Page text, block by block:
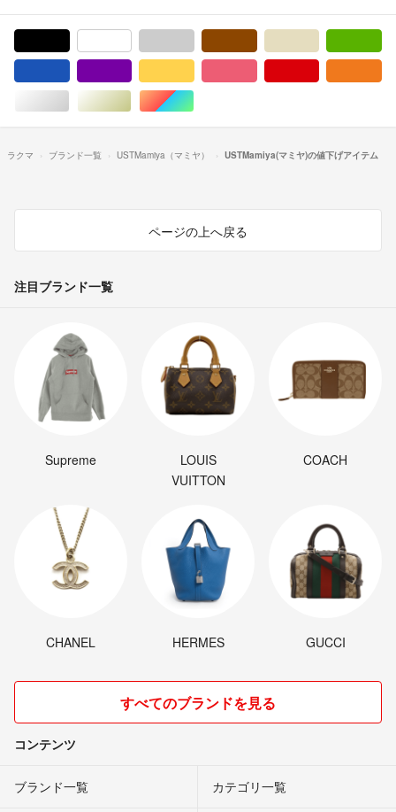
シルバー/銀色系ゴールド/金色系マルチカラー
ラクマ ブランド一覧 USTMamiya（マミヤ） USTMamiya(マミヤ)の値下げアイテム
ページの上へ戻る
注目ブランド一覧
Supreme
LOUIS
VUITTON
COACH
CHANEL HERMES GUCCI
すべてのブランドを見る
コンテンツ
ブランド一覧 カテゴリ一覧